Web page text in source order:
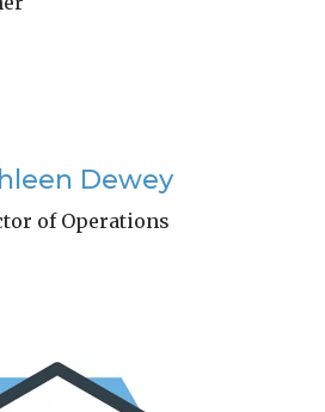
Dewey
of Operations